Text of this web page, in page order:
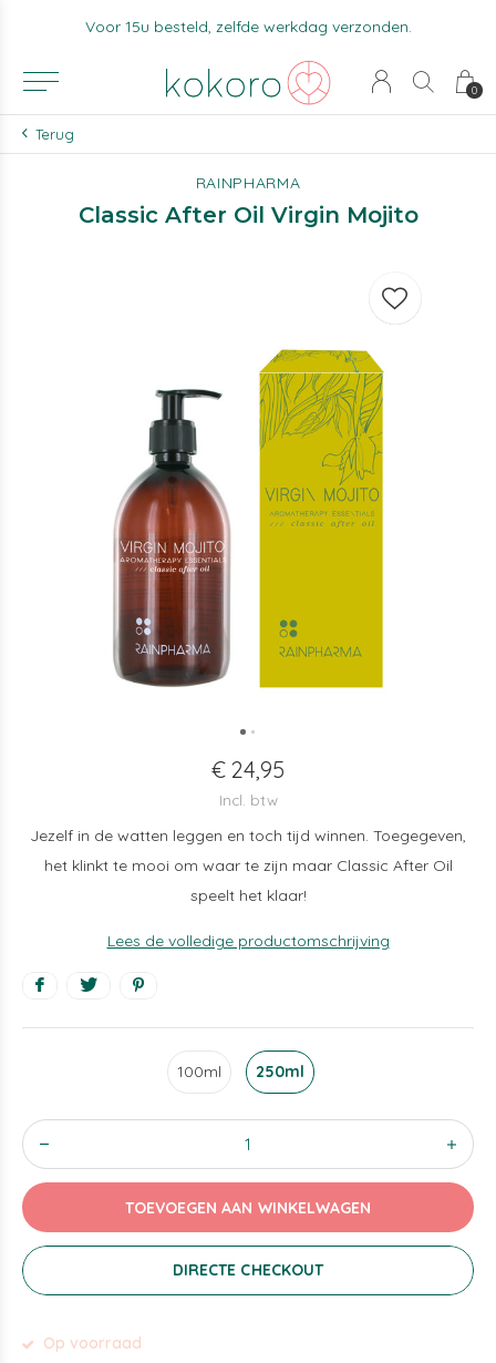
0
Voor 15u besteld, zelfde werkdag verzonden.
Terug
RAINPHARMA
Classic After Oil Virgin Mojito
€ 24,95
Incl. btw
Jezelf in de watten leggen en toch tijd winnen. Toegegeven,
het klinkt te mooi om waar te zijn maar Classic After Oil
speelt het klaar!
Lees de volledige productomschrijving
100ml 250ml
TOEVOEGEN AAN WINKELWAGEN
DIRECTE CHECKOUT
Op voorraad